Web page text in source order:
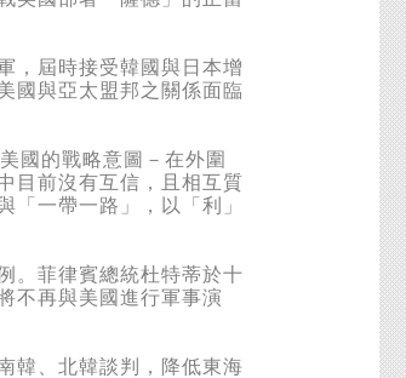
，屆時接受韓國與日本增
國與亞太盟邦之關係面臨
國的戰略意圖－在外圍
目前沒有互信，且相互質
「一帶一路」，以「利」
。菲律賓總統杜特蒂於十
不再與美國進行軍事演
韓、北韓談判，降低東海